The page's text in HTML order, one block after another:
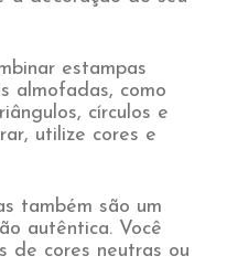
estampas
almofadas, como
círculos e
utilize cores e
também são um
autêntica. Você
de cores neutras ou